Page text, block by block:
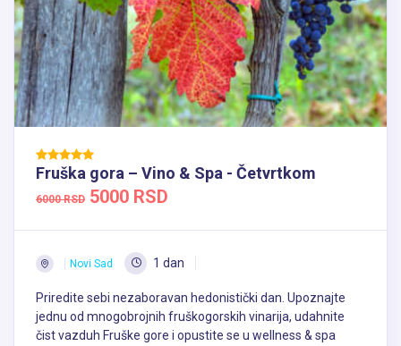
Fruška gora – Vino & Spa - Četvrtkom
6000 RSD 5000 RSD
Novi Sad 1 dan
Priredite sebi nezaboravan hedonistički dan. Upoznajte
jednu od mnogobrojnih fruškogorskih vinarija, udahnite
čist vazduh Fruške gore i opustite se u wellness & spa